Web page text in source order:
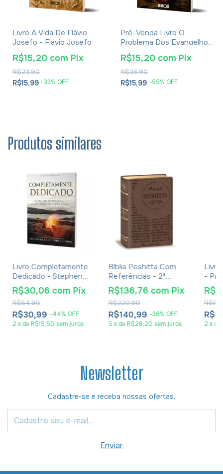
Livro A Vida De Flávio
Josefo - Flávio Josefo
R$15,99 -33% OFF
R$23,90
R$15,20 com Pix
Pré-Venda Livro O
Problema Dos Evangelhos
E Soluções- Eusébio De
Cesareia
R$15,99 -55% OFF
R$35,90
R$15,20 com Pix
Produtos similares
Livro Completamente
Dedicado - Stephen
Kendrick e Alex
Kendrick
R$30,99 -44% OFF
R$54,90
R$30,06 com Pix
2 xdeR$15,50 sem juros
Bíblia Peshitta Com
Referências - 2ª
Edição - Marrom
R$140,99 -36% OFF
R$220,90
R$136,76 com Pix
5 xdeR$28,20 sem juros
-
2 x de
Newsletter
Cadastre-se e receba nossas ofertas.